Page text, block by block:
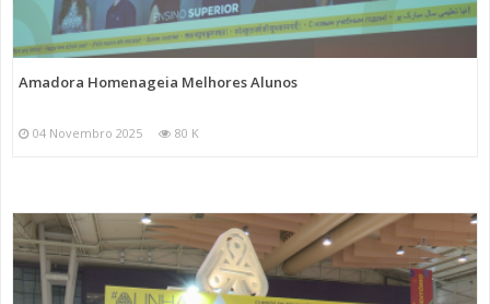
Amadora Homenageia Melhores Alunos
04 Novembro 2025 80 K